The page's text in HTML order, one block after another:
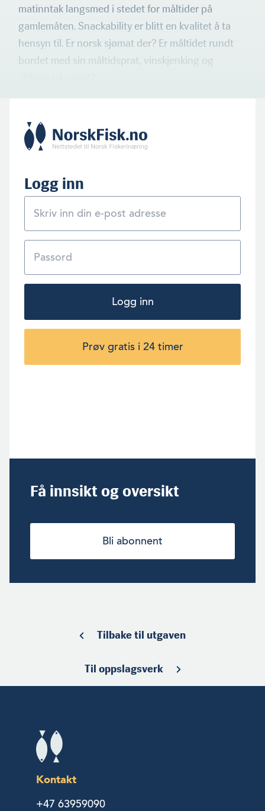
matinntak langsmed i stedet for måltider på
gamlemåten. Snackability er blitt en kvalitet å ta
hensyn til. Er norsk sjømat der? Er måltidet rundt
bordet med sin måltidsprat, vinsk­jenking og
Logg inn
Logg inn
Prøv gratis i 24 timer
Få innsikt og oversikt
Bli abonnent
Tilbake til utgaven
Til oppslagsverk
Kontakt
+47 63959090